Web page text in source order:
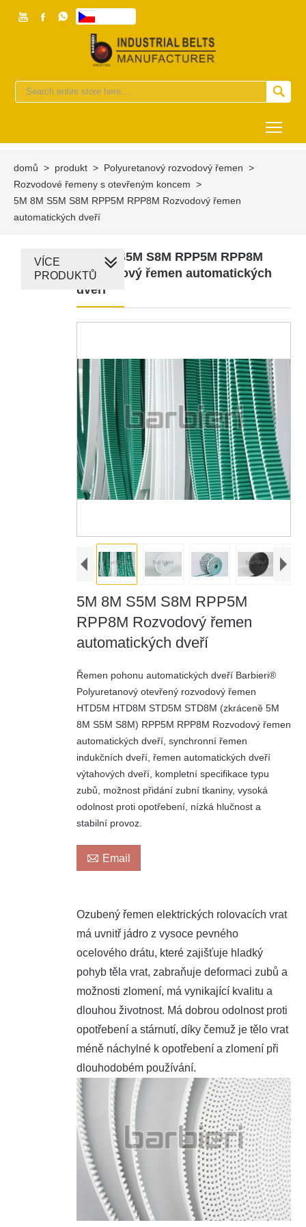
  

domů > produkt > Polyuretanový rozvodový řemen >
Rozvodové řemeny s otevřeným koncem >
5M 8M S5M S8M RPP5M RPP8M Rozvodový řemen
automatických dveří
5M 8M S5M S8M RPP5M RPP8M
Rozvodový řemen automatických
dveří
5M 8M S5M S8M RPP5M
RPP8M Rozvodový řemen
automatických dveří
Řemen pohonu automatických dveří Barbieri®
Polyuretanový otevřený rozvodový řemen
HTD5M HTD8M STD5M STD8M (zkráceně 5M
8M S5M S8M) RPP5M RPP8M Rozvodový řemen
automatických dveří, synchronní řemen
indukčních dveří, řemen automatických dveří
výtahových dveří, kompletní specifikace typu
zubů, možnost přidání zubní tkaniny, vysoká
odolnost proti opotřebení, nízká hlučnost a
stabilní provoz.
 Email
Ozubený řemen elektrických rolovacích vrat
má uvnitř jádro z vysoce pevného
ocelového drátu, které zajišťuje hladký
pohyb těla vrat, zabraňuje deformaci zubů a
možnosti zlomení, má vynikající kvalitu a
dlouhou životnost. Má dobrou odolnost proti
opotřebení a stárnutí, díky čemuž je tělo vrat
méně náchylné k opotřebení a zlomení při
dlouhodobém používání.
VÍCE
PRODUKTŮ